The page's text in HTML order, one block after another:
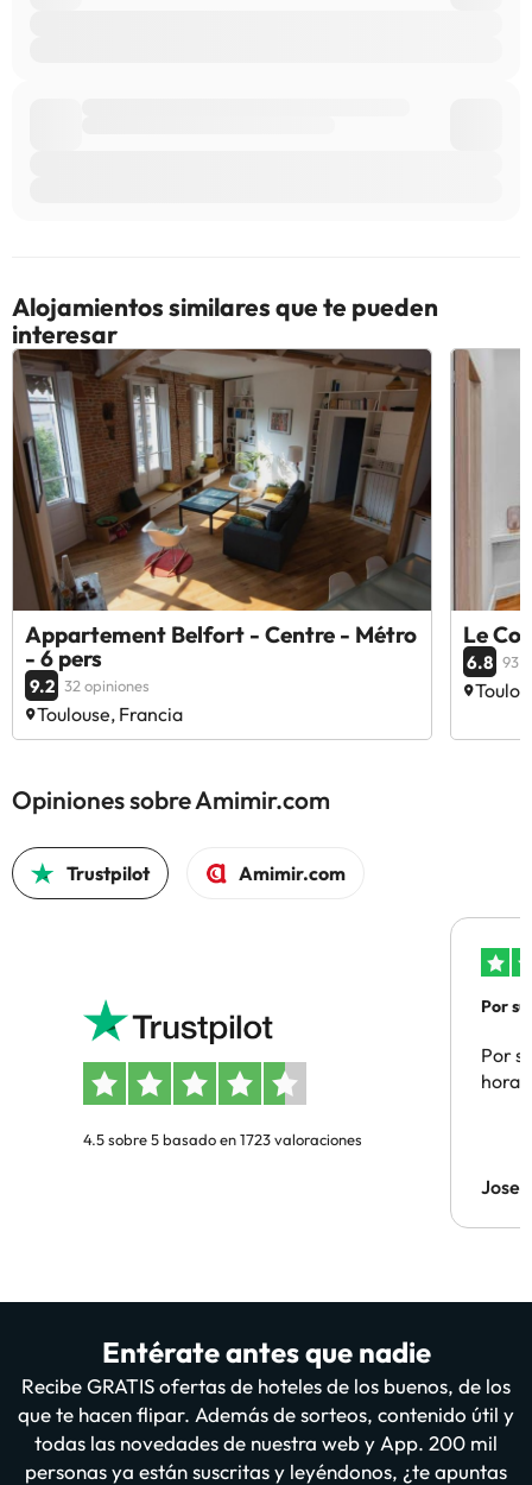
Alojamientos similares que te pueden
interesar
Appartement Belfort - Centre - Métro
- 6 pers
9.2 32 opiniones
Toulouse, Francia
Le
6.8 93
Opiniones sobre Amimir.com
Trustpilot Amimir.com
4.5 sobre 5 basado en 1723 valoraciones
Por
Por
hora
Jose
Entérate antes que nadie
Recibe GRATIS ofertas de hoteles de los buenos, de los
que te hacen flipar. Además de sorteos, contenido útil y
todas las novedades de nuestra web y App. 200 mil
personas ya están suscritas y leyéndonos, ¿te apuntas